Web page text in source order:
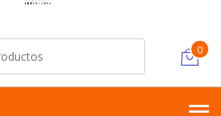
0